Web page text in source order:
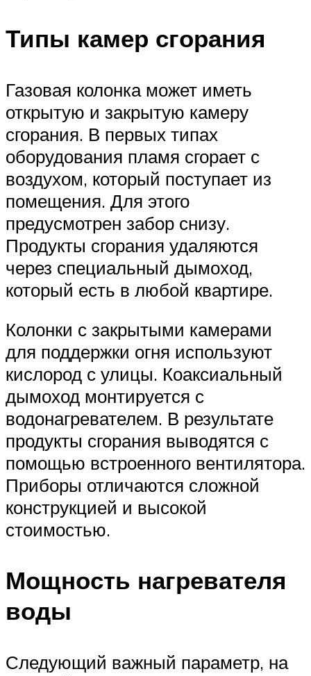
Типы камер сгорания
Газовая колонка может иметь
открытую и закрытую камеру
сгорания. В первых типах
оборудования пламя сгорает с
воздухом, который поступает из
помещения. Для этого
предусмотрен забор снизу.
Продукты сгорания удаляются
через специальный дымоход,
который есть в любой квартире.
Колонки с закрытыми камерами
для поддержки огня используют
кислород с улицы. Коаксиальный
дымоход монтируется с
водонагревателем. В результате
продукты сгорания выводятся с
помощью встроенного вентилятора.
Приборы отличаются сложной
конструкцией и высокой
стоимостью.
Мощность нагревателя
воды
Следующий важный параметр, на